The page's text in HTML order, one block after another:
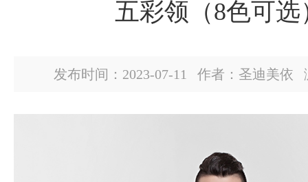
五彩领（8色可选
发布时间：2023-07-11 作者：圣迪美依